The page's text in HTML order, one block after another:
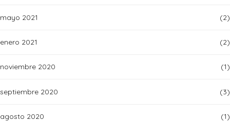
mayo 2021 (2)
enero 2021 (2)
noviembre 2020 (1)
septiembre 2020 (3)
agosto 2020 (1)